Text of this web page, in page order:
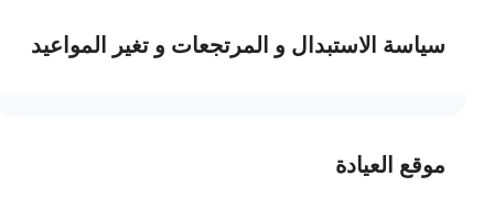
سياسة الاستبدال و المرتجعات و تغير المواعيد
موقع العيادة